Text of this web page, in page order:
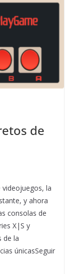
de
videojuegos, la
y ahora
consolas de
X|S y
de la
únicasSeguir